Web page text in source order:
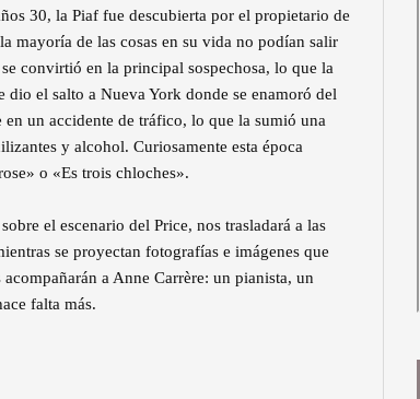
30, la Piaf fue descubierta por el propietario de
mayoría de las cosas en su vida no podían salir
convirtió en la principal sospechosa, lo que la
el salto a Nueva York donde se enamoró del
un accidente de tráfico, lo que la sumió una
y alcohol. Curiosamente esta época
o «Es trois chloches».
el escenario del Price, nos trasladará a las
se proyectan fotografías e imágenes que
a Anne Carrère: un pianista, un
falta más.